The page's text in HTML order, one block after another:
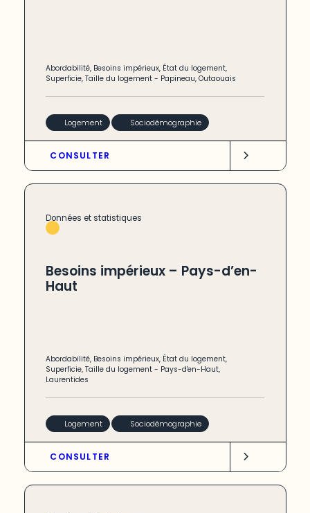
Abordabilité, Besoins impérieux, État du logement,
Superficie,Taille du logement - Papineau,Outaouais
Logement Sociodémographie
CONSULTER
Données et statistiques
Besoins impérieux – Pays-d’en-
Haut
Abordabilité, Besoins impérieux, État du logement,
Superficie,Taille du logement - Pays-d'en-Haut,
Laurentides
Logement Sociodémographie
CONSULTER